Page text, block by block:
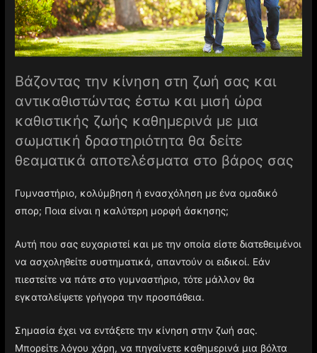
Βάζοντας την κίνηση στη ζωή σας και
αντικαθιστώντας έστω και μισή ώρα
καθιστικής ζωής καθημερινά με μια
σωματική δραστηριότητα θα δείτε
θεαματικά αποτελέσματα στο βάρος σας
Γυμναστήριο, κολύμβηση ή ενασχόληση με ένα ομαδικό
σπορ; Ποια είναι η καλύτερη μορφή άσκησης;
Αυτή που σας ευχαριστεί και με την οποία είστε διατεθειμένοι
να ασχοληθείτε συστηματικά, απαντούν οι ειδικοί. Εάν
πιεστείτε να πάτε στο γυμναστήριο, τότε μάλλον θα
εγκαταλείψετε γρήγορα την προσπάθεια.
Σημασία έχει να εντάξετε την κίνηση στην ζωή σας.
Μπορείτε λόγου χάρη, να πηγαίνετε καθημερινά μια βόλτα